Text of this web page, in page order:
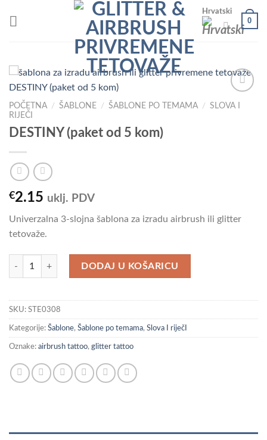
Hrvatski
0
POČETNA / ŠABLONE / ŠABLONE PO TEMAMA /
SLOVA I
RIJEČI
DESTINY (paket od 5 kom)
€2.15 uklj. PDV
Univerzalna 3-slojna šablona za izradu airbrush ili glitter
tetovaže.
DESTINY (paket od 5 kom) količina
DODAJ U KOŠARICU
SKU: STE0308
Kategorije: Šablone, Šablone po temama, Slova I riječI
Oznake: airbrush tattoo, glitter tattoo